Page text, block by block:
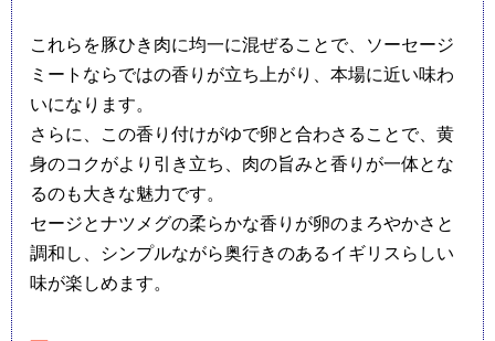
これらを豚ひき肉に均一に混ぜることで、ソーセージ
ミートならではの香りが立ち上がり、本場に近い味わ
いになります。
さらに、この香り付けがゆで卵と合わさることで、黄
身のコクがより引き立ち、肉の旨みと香りが一体とな
るのも大きな魅力です。
セージとナツメグの柔らかな香りが卵のまろやかさと
調和し、シンプルながら奥行きのあるイギリスらしい
味が楽しめます。